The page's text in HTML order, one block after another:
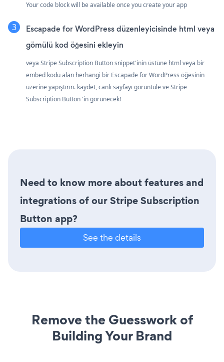
Your code block will be available once you create your app
Escapade for WordPress düzenleyicisinde html veya
gömülü kod öğesini ekleyin
veya Stripe Subscription Button snippet'inin üstüne html veya bir
embed kodu alan herhangi bir Escapade for WordPress öğesinin
üzerine yapıştırın. kaydet, canlı sayfayı görüntüle ve Stripe
Subscription Button 'in görünecek!
Need to know more about features and
integrations of our Stripe Subscription
Button app?
See the details
Remove the Guesswork of
Building Your Brand